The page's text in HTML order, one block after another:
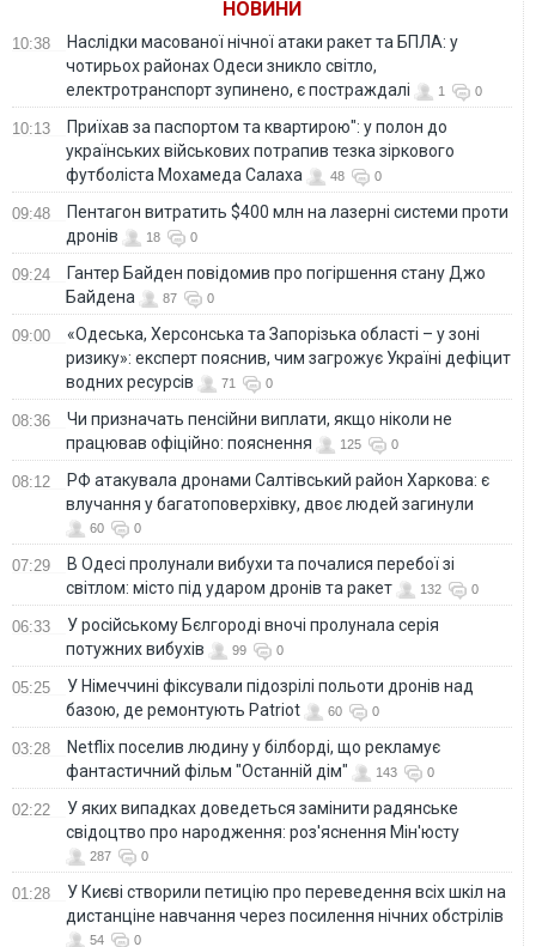
НОВИНИ
10:38
Наслідки масованої нічної атаки ракет та БПЛА: у
чотирьох районах Одеси зникло світло,
електротранспорт зупинено, є постраждалі
1 0
10:13
Приїхав за паспортом та квартирою": у полон до
українських військових потрапив тезка зіркового
футболіста Мохамеда Салаха
48 0
09:48
Пентагон витратить $400 млн на лазерні системи проти
дронів
18 0
09:24
Гантер Байден повідомив про погіршення стану Джо
Байдена
87 0
09:00
«Одеська, Херсонська та Запорізька області – у зоні
ризику»: експерт пояснив, чим загрожує Україні дефіцит
водних ресурсів
71 0
08:36
Чи призначать пенсійни виплати, якщо ніколи не
працював офіційно: пояснення
125 0
08:12
РФ атакувала дронами Салтівський район Харкова: є
влучання у багатоповерхівку, двоє людей загинули
60 0
07:29
В Одесі пролунали вибухи та почалися перебої зі
світлом: місто під ударом дронів та ракет
132 0
06:33
У російському Бєлгороді вночі пролунала серія
потужних вибухів
99 0
05:25
У Німеччині фіксували підозрілі польоти дронів над
базою, де ремонтують Patriot
60 0
03:28
Netflix поселив людину у білборді, що рекламує
фантастичний фільм "Останній дім"
143 0
02:22
У яких випадках доведеться замінити радянське
свідоцтво про народження: роз'яснення Мін'юсту
287 0
01:28
У Києві створили петицію про переведення всіх шкіл на
дистанціне навчання через посилення нічних обстрілів
54 0